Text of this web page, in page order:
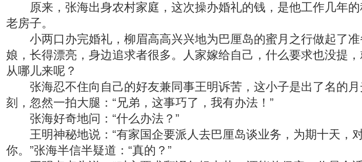
原来，张海出身农村家庭，这次操办婚礼的钱，是他工作几年的
老房子。
小两口办完婚礼，柳眉高高兴兴地为巴厘岛的蜜月之行做起了准
娘，长得漂亮，身边追求者很多。人家嫁给自己，什么要求也没提
从哪儿来呢？
张海忍不住向自己的好友兼同事王明诉苦，这小子是出了名的月
刻，忽然一拍大腿：“兄弟，这事巧了，我有办法！”
张海好奇地问：“什么办法？”
王明神秘地说：“有家国企要派人去巴厘岛谈业务，为期十天，
你。”张海半信半疑道：“真的？”